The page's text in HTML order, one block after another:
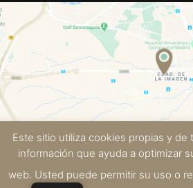
Este sitio utiliza cookies propias y de
información que ayuda a optimizar
web. Usted puede permitir su uso o